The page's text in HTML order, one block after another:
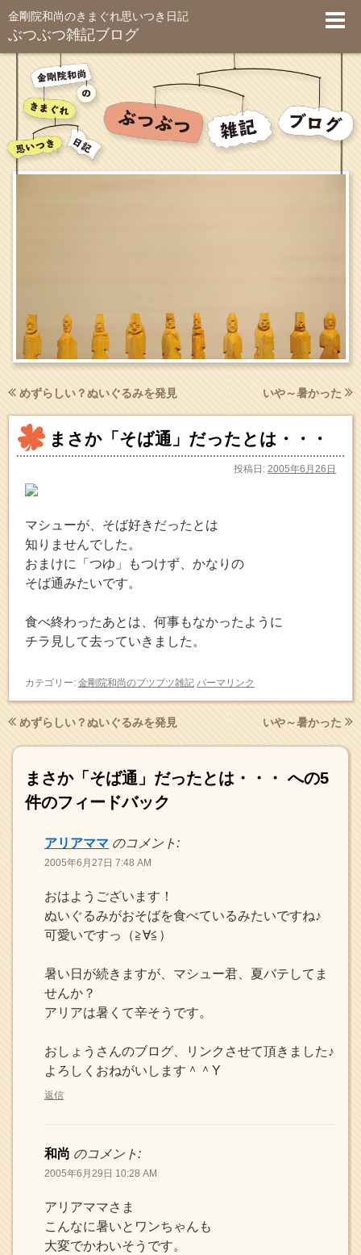
金剛院和尚のきまぐれ思いつき日記
ぶつぶつ雑記ブログ
めずらしい？ぬいぐるみを発見 いや～暑かった
まさか「そば通」だったとは・・・
投稿日: 2005年6月26日
マシューが、そば好きだったとは
知りませんでした。
おまけに「つゆ」もつけず、かなりの
そば通みたいです。
食べ終わったあとは、何事もなかったように
チラ見して去っていきました。
カテゴリー: 金剛院和尚のブツブツ雑記 パーマリンク
めずらしい？ぬいぐるみを発見 いや～暑かった
まさか「そば通」だったとは・・・ への5
件のフィードバック
アリアママ のコメント:
2005年6月27日 7:48 AM
おはようございます！
ぬいぐるみがおそばを食べているみたいですね♪
可愛いですっ（≧∀≦）
暑い日が続きますが、マシュー君、夏バテしてま
せんか？
アリアは暑くて辛そうです。
おしょうさんのブログ、リンクさせて頂きました♪
よろしくおねがいします＾＾Y
返信
和尚 のコメント:
2005年6月29日 10:28 AM
アリアママさま
こんなに暑いとワンちゃんも
大変でかわいそうです。